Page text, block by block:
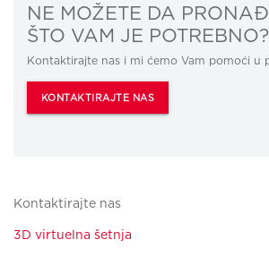
NE MOŽETE DA
ŠTO VAM JE POTREBNO?
Kontaktirajte nas i mi ćemo Vam pomoći u
KONTAKTIRAJTE NAS
Kontaktirajte nas
3D virtuelna šetnja